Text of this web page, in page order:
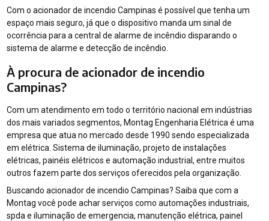
Com o acionador de incendio Campinas é possível que tenha um
espaço mais seguro, já que o dispositivo manda um sinal de
ocorrência para a central de alarme de incêndio disparando o
sistema de alarme e detecção de incêndio.
À procura de acionador de incendio
Campinas?
Com um atendimento em todo o território nacional em indústrias
dos mais variados segmentos, Montag Engenharia Elétrica é uma
empresa que atua no mercado desde 1990 sendo especializada
em elétrica. Sistema de iluminação, projeto de instalações
elétricas, painéis elétricos e automação industrial, entre muitos
outros fazem parte dos serviços oferecidos pela organização.
Buscando acionador de incendio Campinas? Saiba que com a
Montag você pode achar serviços como automações industriais,
spda e iluminação de emergencia, manutenção elétrica, painel